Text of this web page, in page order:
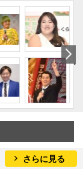
さらに見る